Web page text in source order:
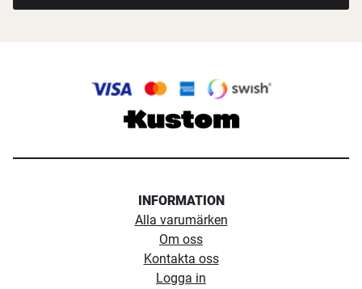
INFORMATION
Alla varumärken
Om oss
Kontakta oss
Logga in